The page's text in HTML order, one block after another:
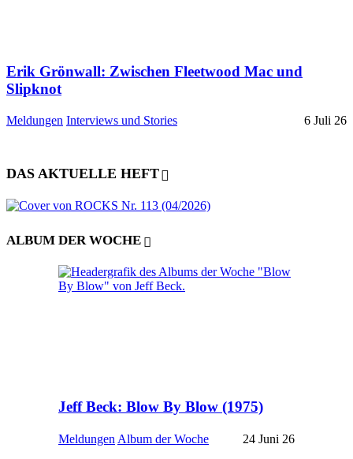
Erik Grönwall: Zwischen Fleetwood Mac und
Slipknot
Meldungen Interviews und Stories 6 Juli 26
DAS AKTUELLE HEFT
ALBUM DER WOCHE
Jeff Beck: Blow By Blow (1975)
Meldungen Album der Woche 24 Juni 26